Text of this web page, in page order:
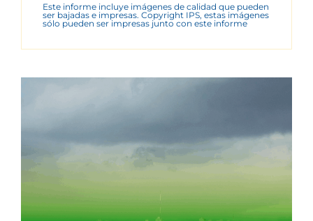
Este informe incluye imágenes de calidad que pueden
ser bajadas e impresas. Copyright IPS, estas imágenes
sólo pueden ser impresas junto con este informe